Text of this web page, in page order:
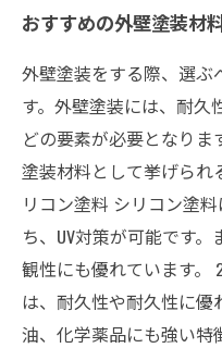
おすすめの外壁塗装材
外壁塗装をする際、選ぶ
す。外壁塗装には、耐久
どの要素が必要となり
塗装材料として挙げられ
リコン塗料 シリコン塗
ち、UV対策が可能です
観性にも優れています。
は、耐久性や耐久性に優
油、化学薬品にも強い特